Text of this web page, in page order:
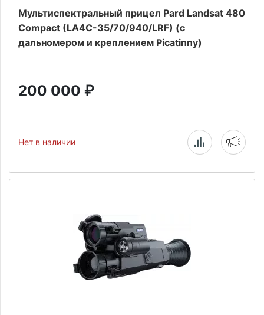
Мультиспектральный прицел Pard Landsat 480
Compact (LA4C-35/70/940/LRF) (с
дальномером и креплением Picatinny)
200 000 ₽
Нет в наличии